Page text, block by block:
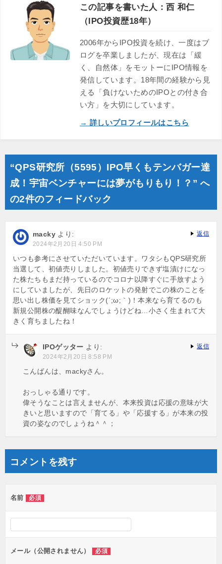
この記事を書いた人：西 和仁
（IPO投資歴18年）
2006年からIPO投資を続け、一度はブ
ログを卒業しましたが、現在は「緩
く、自然体」をモットーにIPO情報を
発信しています。18年間の経験から見
える「負けないためのIPOとの付き合
い方」を大切にしています。
→ 詳しいプロフィールはこちら
“QPS研究所（5595）IPO早くもテンバガー達
成！宇宙ベンチャーには夢がもりもり！？” へ
の2件のフィードバック
macky より:
2024年2月20日 4:50 PM
いつも参考にさせていただいています。ワタシもQPS研究所
当選して、初値売りしました。初値売りできず塩漬けになっ
た株たちもまだ持っているのでコロナ以降すぐに手放すよう
にしていましたが、先日のロケットの発射でこの株のことを
思い出し株価を見てショック(´;ω;｀)！本来なら育てるのも
新規公開株の醍醐味なんでしょうけどね…小さく生まれて大
きく育ちましたね！
返信
IPOゲッター より:
2024年2月20日 8:58 PM
こんばんは、mackyさん。
おっしゃる通りです。
偉そうなことは言えませんが、本来投資は応援の意味が大
きいと思いますので「育てる」や「応援する」が本来の投
資の姿なのでしょうね＾＾；
返信
コメントを残す
名前 必須
メール（公開されません） 必須